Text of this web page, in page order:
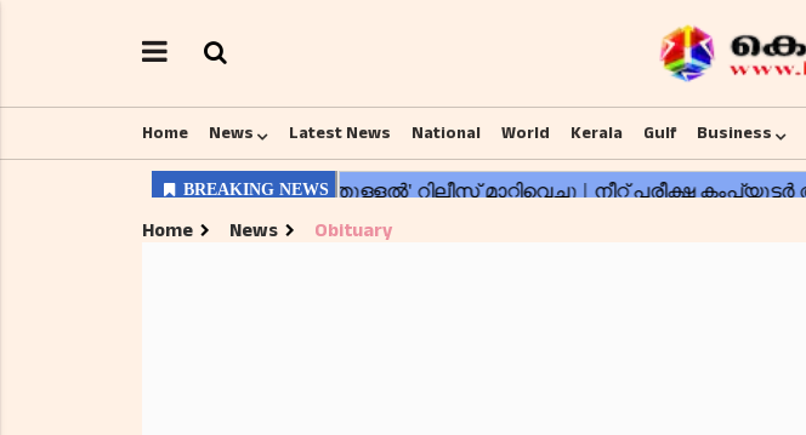
Home News Latest News National World Kerala Gulf Business
Home News Obituary